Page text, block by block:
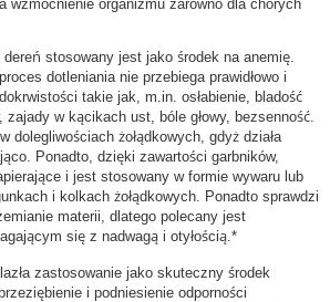
wzmocnienie organizmu zarówno dla chorych
dereń stosowany jest jako środek na anemię.
dotleniania nie przebiega prawidłowo i
takie jak, m.in. osłabienie, bladość
zajady w kącikach ust, bóle głowy, bezsenność.
dolegliwościach żołądkowych, gdyż działa
Ponadto, dzięki zawartości garbników,
i jest stosowany w formie wywaru lub
i kolkach żołądkowych. Ponadto sprawdzi
materii, dlatego polecany jest
się z nadwagą i otyłością.*
zastosowanie jako skuteczny środek
i podniesienie odporności